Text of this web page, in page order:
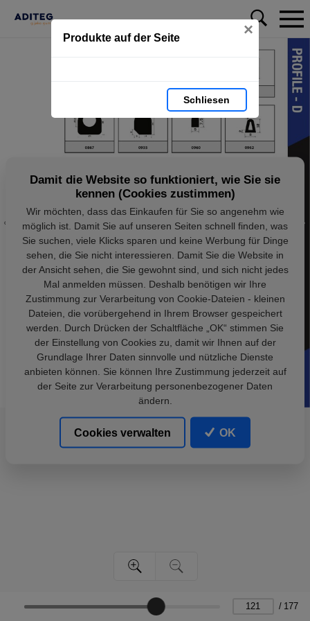
Produkte auf der Seite ×
Schliesen
/ 177
Damit die Website so funktioniert, wie Sie sie
kennen (Cookies zustimmen)
Wir möchten, dass das Einkaufen für Sie so angenehm wie
möglich ist. Damit Sie auf unseren Seiten schnell finden, was
Sie suchen, viele Klicks sparen und keine Werbung für Dinge
sehen, die Sie nicht interessieren. Damit Sie die Website in
der Ansicht sehen, die Sie gewohnt sind, und sich nicht jedes
Mal anmelden müssen. Deshalb benötigen wir Ihre
Zustimmung zur Verarbeitung von Cookie-Dateien - kleinen
Dateien, die vorübergehend in Ihrem Browser gespeichert
werden. Durch Drücken der Schaltfläche „OK“ stimmen Sie
der Einstellung von Cookies zu, damit wir Ihnen auf der
Grundlage Ihrer Daten sinnvolle und nützliche Dienste
anbieten können. Sie können Ihre Zustimmung jederzeit auf
der Seite zur Verarbeitung personenbezogener Daten
ändern.
Cookies verwalten OK